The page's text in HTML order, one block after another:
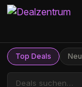
Top Deals Neu